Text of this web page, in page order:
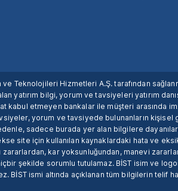
ve Teknolojileri Hizmetleri A.Ş. tarafından
bilgi, yorum ve tavsiyeleri yatırım
etmeyen bankalar ile müşteri arasında
yorum ve tavsiyede bulunanların
sadece burada yer alan bilgilere
site için kullanılan kaynaklardaki hata ve
kar yoksunluğundan, manevi
şekilde sorumlu tutulamaz. BİST isim ve
BİST ismi altında açıklanan tüm bilgilerin telif